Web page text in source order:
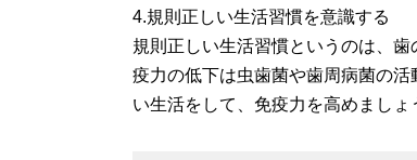
4.規則正しい生活習慣を意識する
規則正しい生活習慣というのは、
疫力の低下は虫歯菌や歯周病菌の
い生活をして、免疫力を高めましょ